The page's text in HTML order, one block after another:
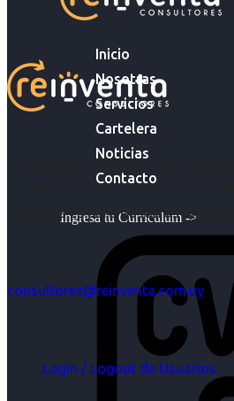
Inicio
Nosotras
Servicios
Cartelera
Noticias
Contacto
Ingresa tu Curriculum ->
Acompañar a empresas en su
acompañar a personas en la
objetivos es para nosotros un
consultores@reinventa.com.uy
Login / Logout de Usuarios